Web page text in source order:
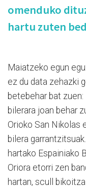
omenduko
hartu zuten
Maiatzeko egun
ez du data zehazki
betebehar bat
bilerara joan behar
Orioko San Nikolas
bilera
hartako Espainiako
Oriora etorri zen
hartan, scull